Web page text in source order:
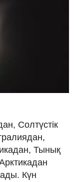
Солтүстік
Тынық
Күн